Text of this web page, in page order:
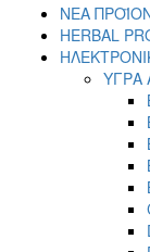
ΝΕΑ
HERBAL
ΥΓΡΑ